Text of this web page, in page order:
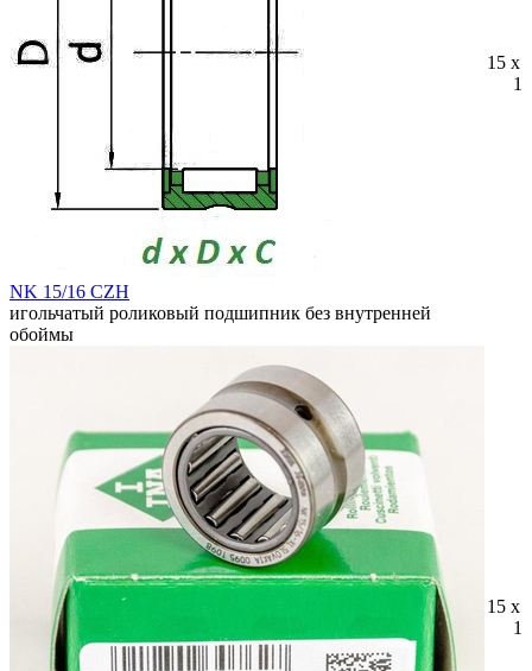
NK 15/16 CZH
игольчатый роликовый подшипник без внутренней
обоймы
15 x
16
15 x
16